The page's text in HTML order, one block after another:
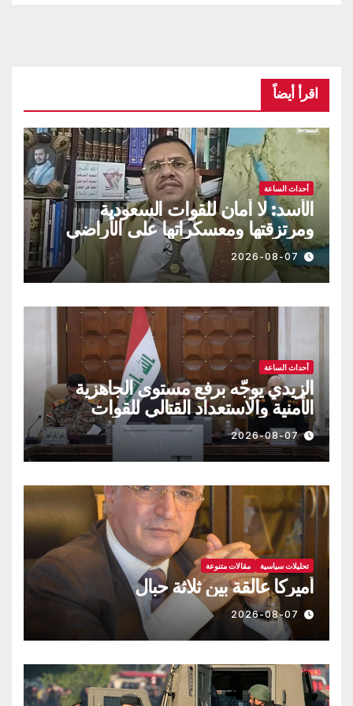
اقرأ أيضاً
أحداث الساعة
الأسد: لا أمان للقوات السعودية
ومرتزقتها ومعسكراتها على الأراضي
اليمنية
2026-08-07
أحداث الساعة
الزيدي يوجّه برفع مستوى الجاهزية
الأمنية والاستعداد القتالي للقوات
العراقية!!
2026-08-07
تحليلات سياسية مقالات متنوعة
أميركا عالقة بين ثلاثة حبال
2026-08-07